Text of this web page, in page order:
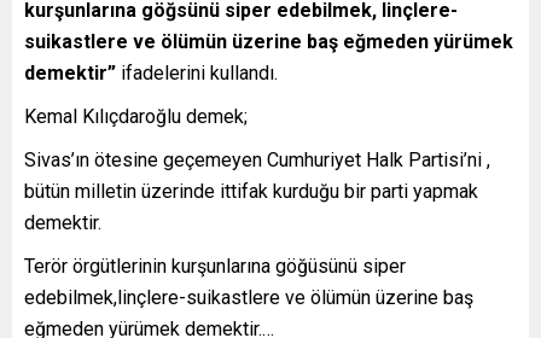
kurşunlarına göğsünü siper edebilmek, linçlere-
suikastlere ve ölümün üzerine baş eğmeden yürümek
demektir” ifadelerini kullandı.
Kemal Kılıçdaroğlu demek;
Sivas’ın ötesine geçemeyen Cumhuriyet Halk Partisi’ni ,
bütün milletin üzerinde ittifak kurduğu bir parti yapmak
demektir.
Terör örgütlerinin kurşunlarına göğüsünü siper
edebilmek,linçlere-suikastlere ve ölümün üzerine baş
eğmeden yürümek demektir.…